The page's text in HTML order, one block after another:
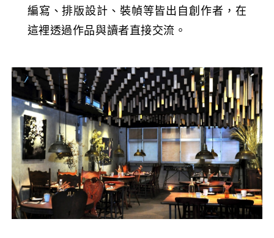
編寫、排版設計、裝幀等皆出自創作者，在
這裡透過作品與讀者直接交流。